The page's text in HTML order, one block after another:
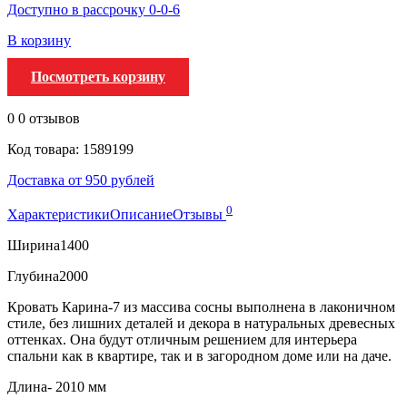
Доступно в рассрочку 0-0-6
В корзину
Посмотреть корзину
0 0 отзывов
Код товара: 1589199
Доставка от 950 рублей
ХарактеристикиОписаниеОтзывы 0
Ширина1400
Глубина2000
Кровать Карина-7 из массива сосны выполнена в лаконичном
стиле, без лишних деталей и декора в натуральных древесных
оттенках. Она будут отличным решением для интерьера
спальни как в квартире, так и в загородном доме или на даче.
Длина- 2010 мм